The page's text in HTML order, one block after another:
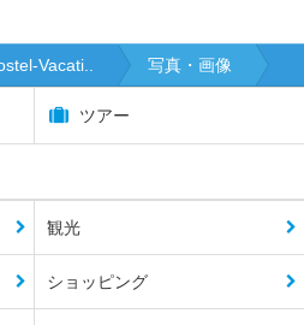
Vacati.. 写真・画像
ツアー
観光
ショッピング